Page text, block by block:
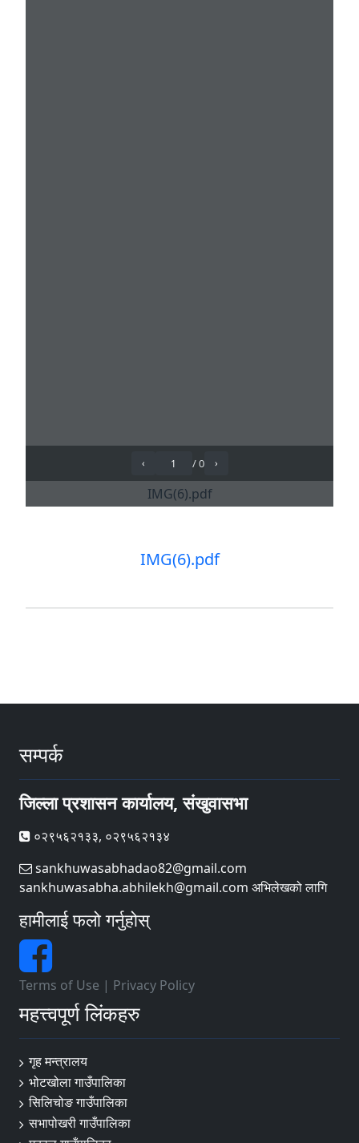
IMG(6).pdf
सम्पर्क
जिल्ला प्रशासन कार्यालय, संखुवासभा
०२९५६२१३३, ०२९५६२१३४
sankhuwasabhadao82@gmail.com
sankhuwasabha.abhilekh@gmail.com अभिलेखको लागि
हामीलाई फलो गर्नुहोस्
Terms of Use | Privacy Policy
महत्त्वपूर्ण लिंकहरु
गृह मन्त्रालय
भोटखोला गाउँपालिका
सिलिचोङ गाउँपालिका
सभापोखरी गाउँपालिका